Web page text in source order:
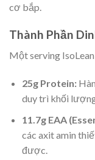
cơ bắp.
Thành Phần
Một serving
25g Protein:
duy trì khối
11.7g EAA
các axit amin
được.